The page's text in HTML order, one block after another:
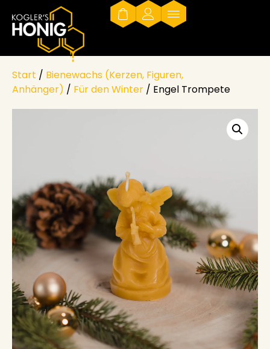
Start / Bienewachs (Kerzen, Figuren,
Anhänger) / Für den Winter / Engel Trompete